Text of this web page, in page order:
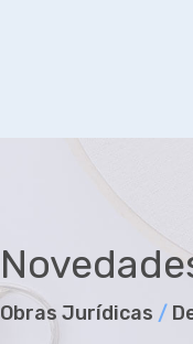
Obras Jurí­dicas /